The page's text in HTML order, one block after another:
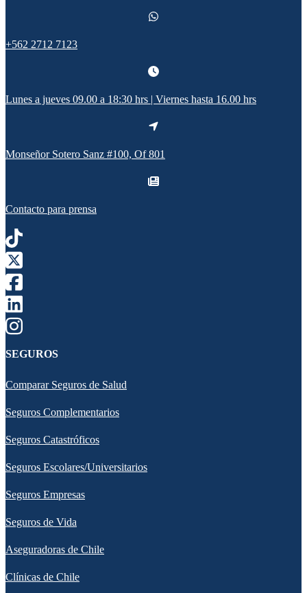
+562 2712 7123
Lunes a jueves 09.00 a 18:30 hrs | Viernes hasta 16.00 hrs
Monseñor Sotero Sanz #100, Of 801
Contacto para prensa
SEGUROS
Comparar Seguros de Salud
Seguros Complementarios
Seguros Catastróficos
Seguros Escolares/Universitarios
Seguros Empresas
Seguros de Vida
Aseguradoras de Chile
Clínicas de Chile